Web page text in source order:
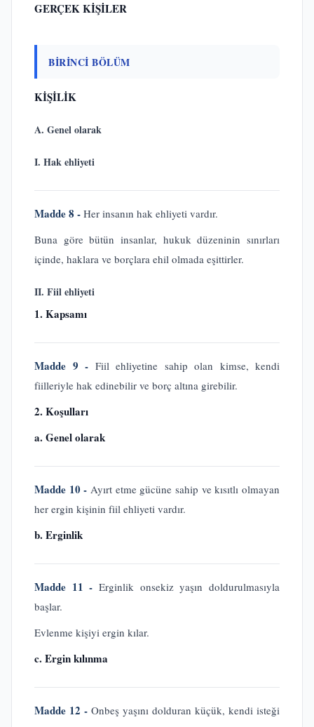
GERÇEK KİŞİLER
BİRİNCİ BÖLÜM
KİŞİLİK
A. Genel olarak
I. Hak ehliyeti
Madde 8 - Her insanın hak ehliyeti vardır.
Buna göre bütün insanlar, hukuk düzeninin sınırları
içinde, haklara ve borçlara ehil olmada eşittirler.
II. Fiil ehliyeti
1. Kapsamı
Madde 9 - Fiil ehliyetine sahip olan kimse, kendi
fiilleriyle hak edinebilir ve borç altına girebilir.
2. Koşulları
a. Genel olarak
Madde 10 - Ayırt etme gücüne sahip ve kısıtlı olmayan
her ergin kişinin fiil ehliyeti vardır.
b. Erginlik
Madde 11 - Erginlik onsekiz yaşın doldurulmasıyla
başlar.
Evlenme kişiyi ergin kılar.
c. Ergin kılınma
Madde 12 - Onbeş yaşını dolduran küçük, kendi isteği